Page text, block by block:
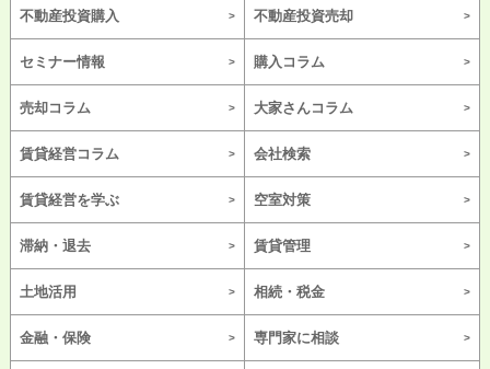
不動産投資購入 不動産投資売却
セミナー情報 購入コラム
売却コラム 大家さんコラム
賃貸経営コラム 会社検索
賃貸経営を学ぶ 空室対策
滞納・退去 賃貸管理
土地活用 相続・税金
金融・保険 専門家に相談